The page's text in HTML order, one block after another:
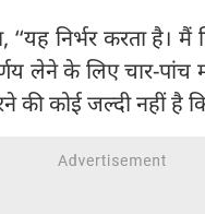
‘‘यह निर्भर करता है।
लेने के लिए चार-
कोई जल्दी नहीं है कि